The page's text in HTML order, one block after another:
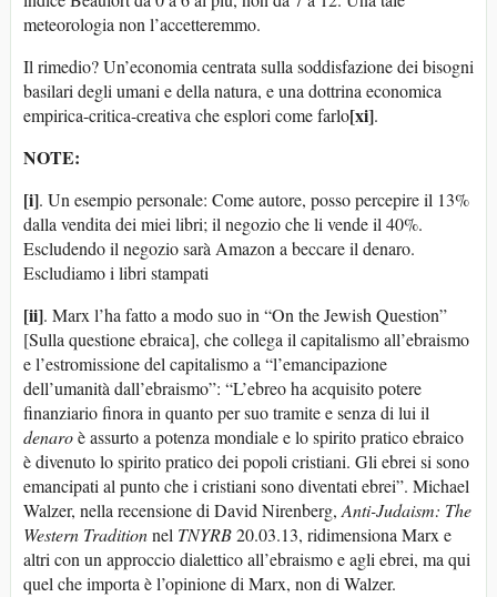
meteorologia non l’accetteremmo.
Il rimedio? Un’economia centrata sulla soddisfazione dei bisogni
basilari degli umani e della natura, e una dottrina economica
empirica-critica-creativa che esplori come farlo[xi].
NOTE:
[i]. Un esempio personale: Come autore, posso percepire il 13%
dalla vendita dei miei libri; il negozio che li vende il 40%.
Escludendo il negozio sarà Amazon a beccare il denaro.
Escludiamo i libri stampati
[ii]. Marx l’ha fatto a modo suo in “On the Jewish Question”
[Sulla questione ebraica], che collega il capitalismo all’ebraismo
e l’estromissione del capitalismo a “l’emancipazione
dell’umanità dall’ebraismo”: “L’ebreo ha acquisito potere
finanziario finora in quanto per suo tramite e senza di lui il
denaroè assurto a potenza mondiale e lo spirito pratico ebraico
è divenuto lo spirito pratico dei popoli cristiani. Gli ebrei si sono
emancipati al punto che i cristiani sono diventati ebrei”. Michael
Walzer, nella recensione di David Nirenberg,Anti-Judaism: The
Western Traditionnel TNYRB20.03.13, ridimensiona Marx e
altri con un approccio dialettico all’ebraismo e agli ebrei, ma qui
quel che importa è l’opinione di Marx, non di Walzer.